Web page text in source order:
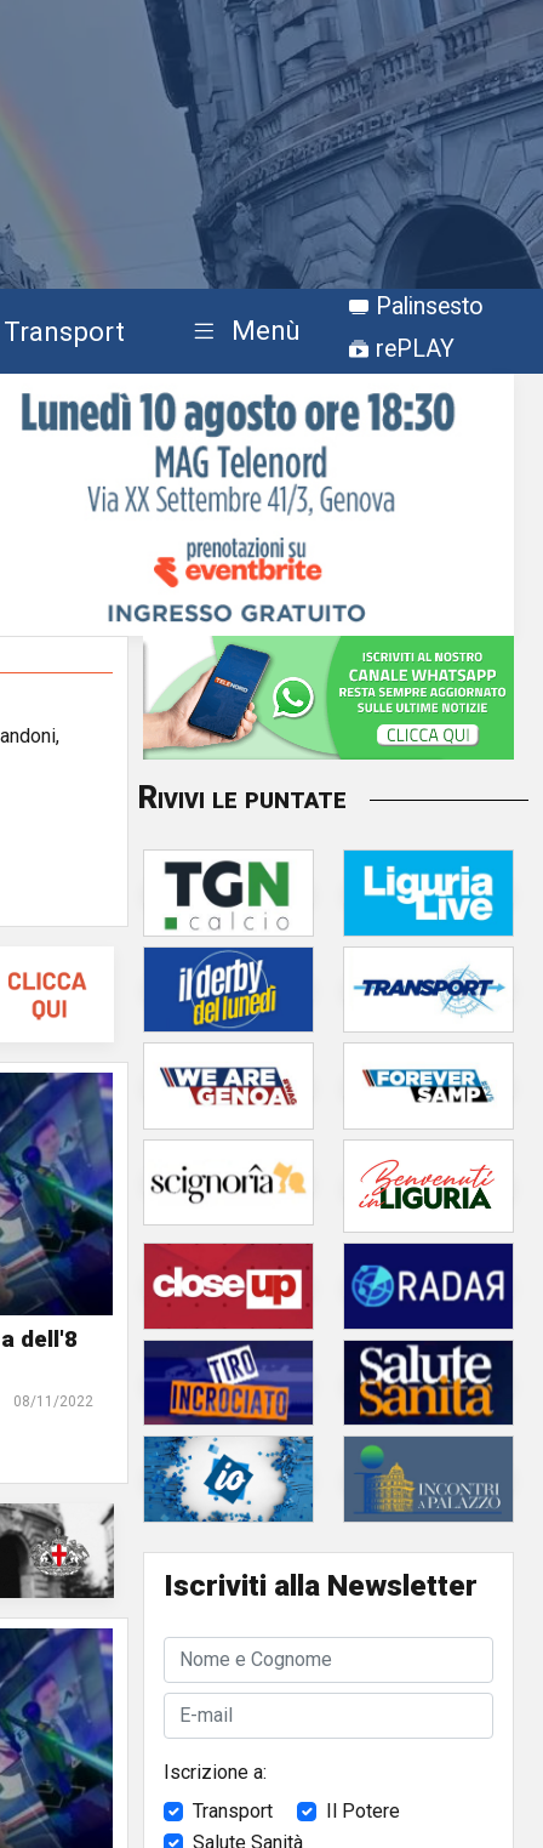
Transport Menù
Palinsesto
rePLAY
dell'8
08/11/2022
Rivivi le puntate
Iscriviti alla Newsletter
Iscrizione a:
Transport
Il Potere
Salute Sanità